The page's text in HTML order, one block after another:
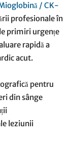
/ CK-
profesionale în
primiri urgențe
rapidă a
acut.
pentru
din sânge
leziunii